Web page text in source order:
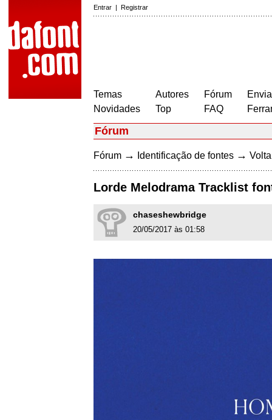
Entrar | Registrar
Temas
Novidades
Autores
Top
Fórum
FAQ
Fórum
Fórum → Identificação de fontes →
Lorde Melodrama Tracklist
chaseshewbridge
20/05/2017 às 01:58